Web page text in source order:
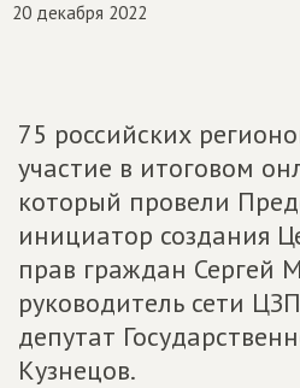
20 декабря 2022
75 российских
участие в итоговом
который провели
инициатор создания
прав граждан Сергей
руководитель сети
депутат
Кузнецов.